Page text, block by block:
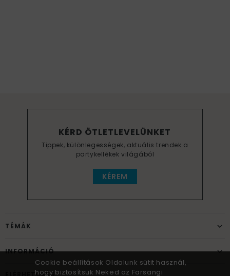
KÉRD ÖTLETLEVELÜNKET
Tippek, különlegességek, aktuális trendek a
partykellékek világából
KÉREM
TÉMÁK
INFORMÁCIÓ
ELÉRHETŐSÉG
Cookie beállítások Oldalunk sütit használ,
hogy biztosítsuk Neked az Farsangi